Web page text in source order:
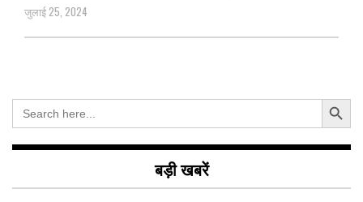
जुलाई 25, 2024
Search
for:
Search Button
बड़ी खबरें